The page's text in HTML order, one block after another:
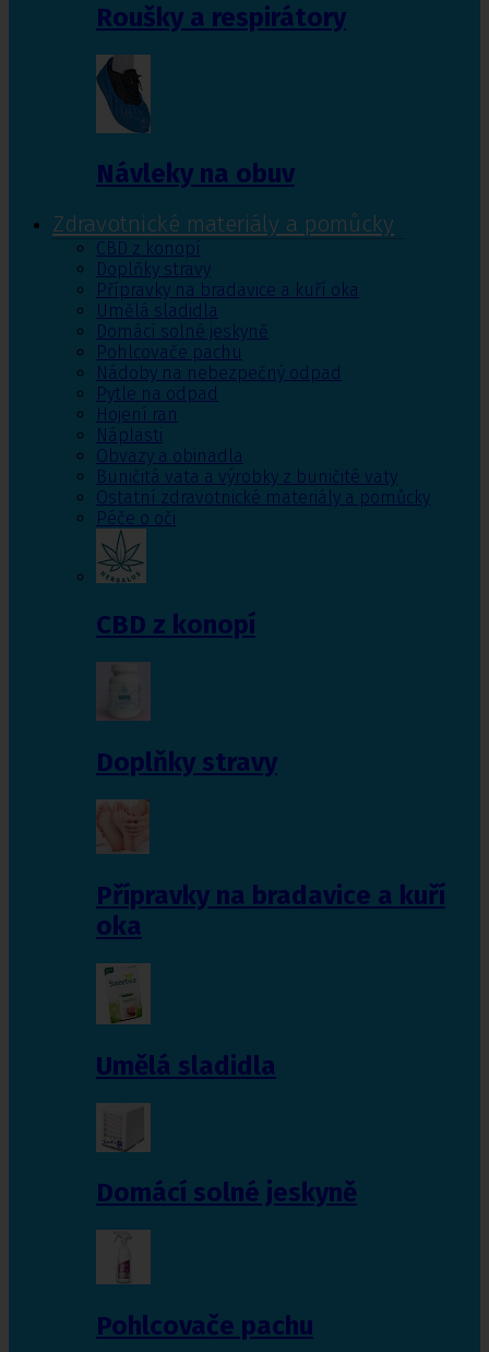
Roušky a respirátory
Návleky na obuv
Zdravotnické materiály a pomůcky
CBD z konopí
Doplňky stravy
Přípravky na bradavice a kuří oka
Umělá sladidla
Domácí solné jeskyně
Pohlcovače pachu
Nádoby na nebezpečný odpad
Pytle na odpad
Hojení ran
Náplasti
Obvazy a obinadla
Buničitá vata a výrobky z buničité vaty
Ostatní zdravotnické materiály a pomůcky
Péče o oči
CBD z konopí
Doplňky stravy
Přípravky na bradavice a kuří
oka
Umělá sladidla
Domácí solné jeskyně
Pohlcovače pachu